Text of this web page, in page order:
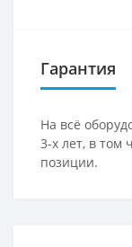
Гарантия
На всё
3-х лет, в том
позиции.